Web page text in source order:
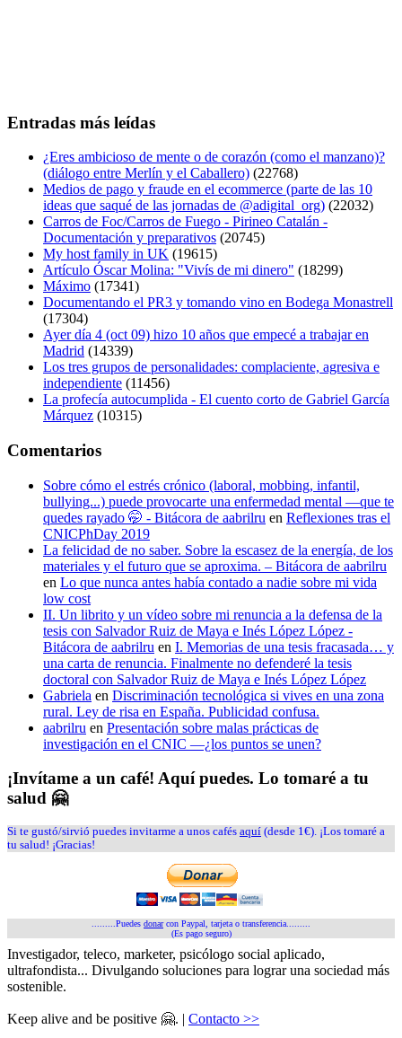
Entradas más leídas
¿Eres ambicioso de mente o de corazón (como el manzano)?
(diálogo entre Merlín y el Caballero) (22768)
Medios de pago y fraude en el ecommerce (parte de las 10
ideas que saqué de las jornadas de @adigital_org) (22032)
Carros de Foc/Carros de Fuego - Pirineo Catalán -
Documentación y preparativos (20745)
My host family in UK (19615)
Artículo Óscar Molina: "Vivís de mi dinero" (18299)
Máximo (17341)
Documentando el PR3 y tomando vino en Bodega Monastrell
(17304)
Ayer día 4 (oct 09) hizo 10 años que empecé a trabajar en
Madrid (14339)
Los tres grupos de personalidades: complaciente, agresiva e
independiente (11456)
La profecía autocumplida - El cuento corto de Gabriel García
Márquez (10315)
Comentarios
Sobre cómo el estrés crónico (laboral, mobbing, infantil,
bullying...) puede provocarte una enfermedad mental —que te
quedes rayado 🤭 - Bitácora de aabrilru en Reflexiones tras el
CNICPhDay 2019
La felicidad de no saber. Sobre la escasez de la energía, de los
materiales y el futuro que se aproxima. – Bitácora de aabrilru
en Lo que nunca antes había contado a nadie sobre mi vida
low cost
II. Un librito y un vídeo sobre mi renuncia a la defensa de la
tesis con Salvador Ruiz de Maya e Inés López López -
Bitácora de aabrilru en I. Memorias de una tesis fracasada… y
una carta de renuncia. Finalmente no defenderé la tesis
doctoral con Salvador Ruiz de Maya e Inés López López
Gabriela en Discriminación tecnológica si vives en una zona
rural. Ley de risa en España. Publicidad confusa.
aabrilru en Presentación sobre malas prácticas de
investigación en el CNIC —¿los puntos se unen?
¡Invítame a un café! Aquí puedes. Lo tomaré a tu
salud 🤗
Si te gustó/sirvió puedes invitarme a unos cafés aquí (desde 1€). ¡Los tomaré a
tu salud! ¡Gracias!
.........Puedes donarcon Paypal, tarjeta o transferencia.........
(Es pago seguro)
Investigador, teleco, marketer, psicólogo social aplicado,
ultrafondista... Divulgando soluciones para lograr una sociedad más
sostenible.
Keep alive and be positive 🤗. | Contacto >>